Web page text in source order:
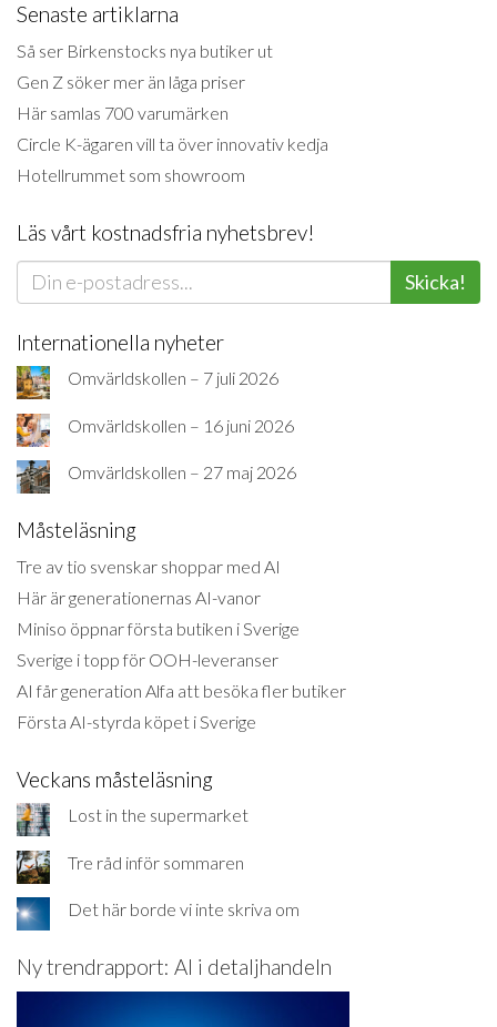
Senaste artiklarna
Så ser Birkenstocks nya butiker ut
Gen Z söker mer än låga priser
Här samlas 700 varumärken
Circle K-ägaren vill ta över innovativ kedja
Hotellrummet som showroom
Läs vårt kostnadsfria nyhetsbrev!
Skicka!
Internationella nyheter
Omvärldskollen – 7 juli 2026
Omvärldskollen – 16 juni 2026
Omvärldskollen – 27 maj 2026
Måsteläsning
Tre av tio svenskar shoppar med AI
Här är generationernas AI-vanor
Miniso öppnar första butiken i Sverige
Sverige i topp för OOH-leveranser
AI får generation Alfa att besöka fler butiker
Första AI-styrda köpet i Sverige
Veckans måsteläsning
Lost in the supermarket
Tre råd inför sommaren
Det här borde vi inte skriva om
Ny trendrapport: AI i detaljhandeln